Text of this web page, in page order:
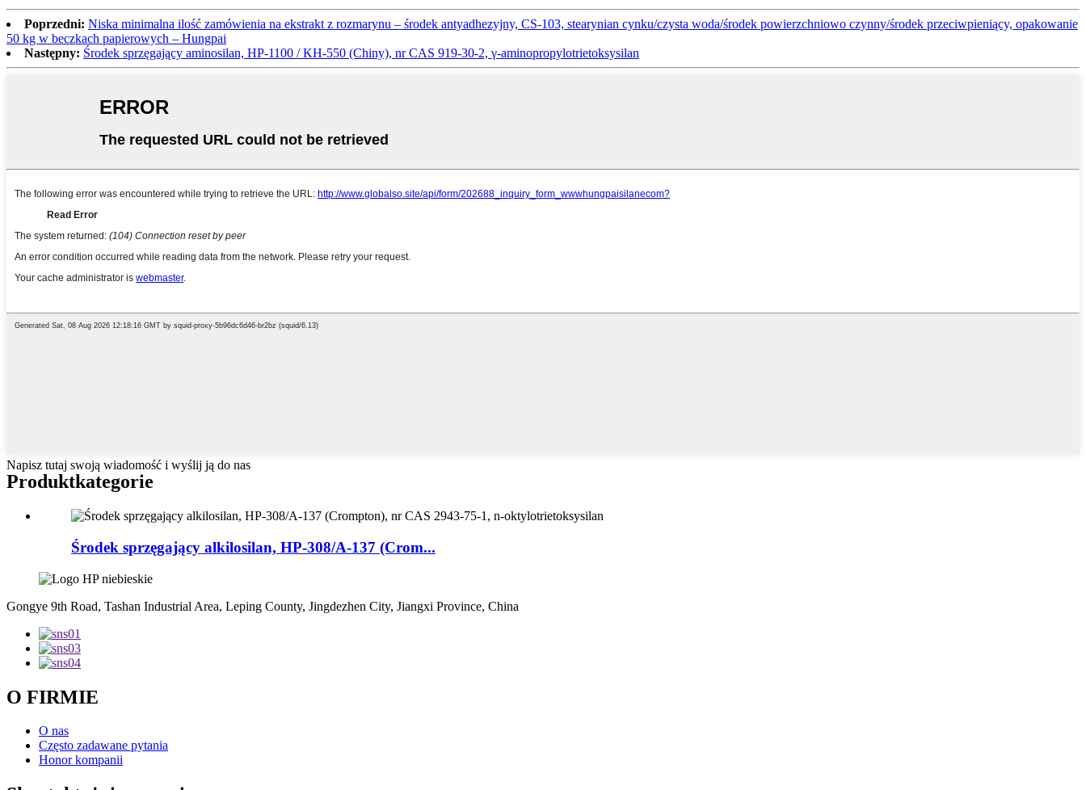
Poprzedni: Niska minimalna ilość zamówienia na ekstrakt z rozmarynu – środek antyadhezyjny, CS-103, stearynian cynku/czysta woda/środek powierzchniowo czynny/środek przeciwpieniący, opakowanie
50 kg w beczkach papierowych – Hungpai
Następny: Środek sprzęgający aminosilan, HP-1100 / KH-550 (Chiny), nr CAS 919-30-2, γ-aminopropylotrietoksysilan
Napisz tutaj swoją wiadomość i wyślij ją do nas
Produktkategorie
Środek sprzęgający alkilosilan, HP-308/A-137 (Crom...
Gongye 9th Road, Tashan Industrial Area, Leping County, Jingdezhen City, Jiangxi Province, China
O FIRMIE
O nas
Często zadawane pytania
Honor kompanii